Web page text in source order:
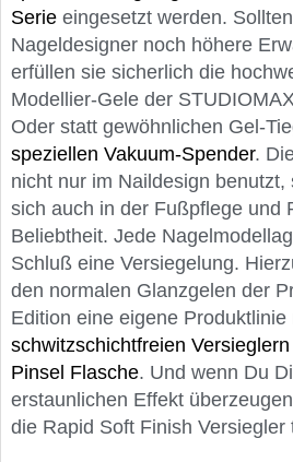
Serie eingesetzt werden.
Nageldesigner noch höhere
erfüllen sie sicherlich die
Modellier-Gele der
Oder statt gewöhnlichen Gel-
speziellen Vakuum-Spender.
nicht nur im Naildesign benutzt,
sich auch in der Fußpflege und
Beliebtheit. Jede
Schluß eine Versiegelung.
den normalen Glanzgelen der
Edition eine eigene Produktlinie
schwitzschichtfreien
Pinsel Flasche. Und wenn Du
erstaunlichen Effekt
die Rapid Soft Finish Versiegler